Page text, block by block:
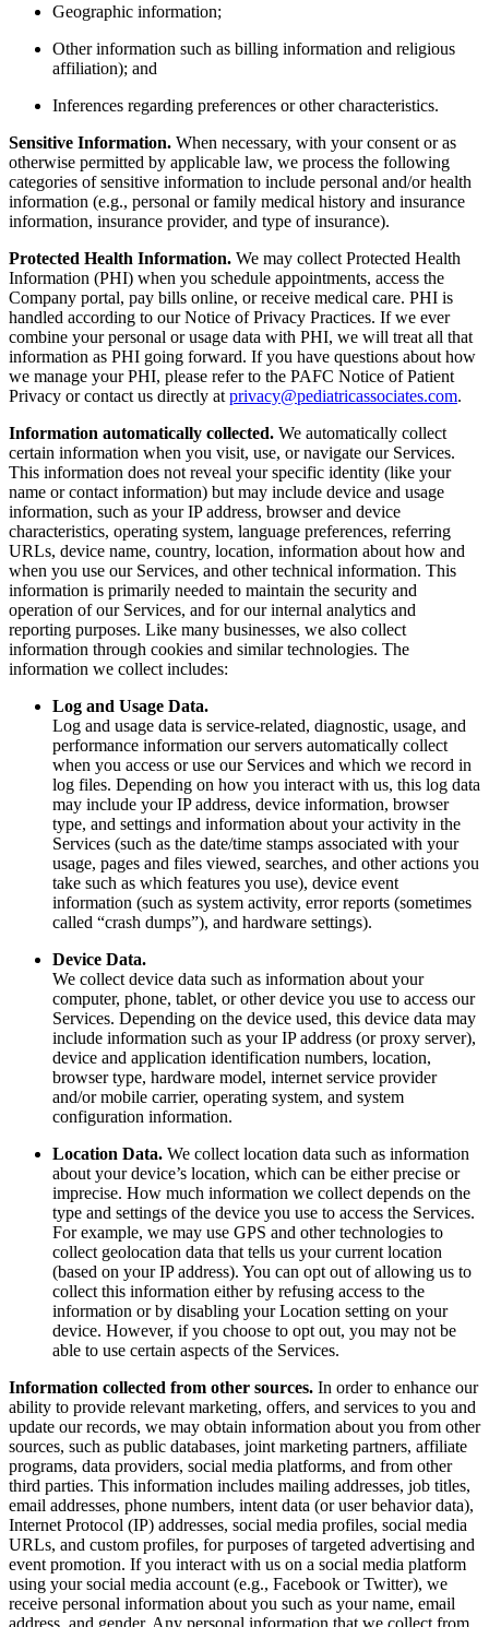
Geographic information;
Other information such as billing information and religious
affiliation); and
Inferences regarding preferences or other characteristics.
Sensitive Information. When necessary, with your consent or as
otherwise permitted by applicable law, we process the following
categories of sensitive information to include personal and/or health
information (e.g., personal or family medical history and insurance
information, insurance provider, and type of insurance).
Protected Health Information. We may collect Protected Health
Information (PHI) when you schedule appointments, access the
Company portal, pay bills online, or receive medical care. PHI is
handled according to our Notice of Privacy Practices. If we ever
combine your personal or usage data with PHI, we will treat all that
information as PHI going forward. If you have questions about how
we manage your PHI, please refer to the PAFC Notice of Patient
Privacy or contact us directly at privacy@pediatricassociates.com.
Information automatically collected. We automatically collect
certain information when you visit, use, or navigate our Services.
This information does not reveal your specific identity (like your
name or contact information) but may include device and usage
information, such as your IP address, browser and device
characteristics, operating system, language preferences, referring
URLs, device name, country, location, information about how and
when you use our Services, and other technical information. This
information is primarily needed to maintain the security and
operation of our Services, and for our internal analytics and
reporting purposes. Like many businesses, we also collect
information through cookies and similar technologies. The
information we collect includes:
Log and Usage Data.
Log and usage data is service-related, diagnostic, usage, and
performance information our servers automatically collect
when you access or use our Services and which we record in
log files. Depending on how you interact with us, this log data
may include your IP address, device information, browser
type, and settings and information about your activity in the
Services (such as the date/time stamps associated with your
usage, pages and files viewed, searches, and other actions you
take such as which features you use), device event
information (such as system activity, error reports (sometimes
called “crash dumps”), and hardware settings).
Device Data.
We collect device data such as information about your
computer, phone, tablet, or other device you use to access our
Services. Depending on the device used, this device data may
include information such as your IP address (or proxy server),
device and application identification numbers, location,
browser type, hardware model, internet service provider
and/or mobile carrier, operating system, and system
configuration information.
Location Data. We collect location data such as information
about your device’s location, which can be either precise or
imprecise. How much information we collect depends on the
type and settings of the device you use to access the Services.
For example, we may use GPS and other technologies to
collect geolocation data that tells us your current location
(based on your IP address). You can opt out of allowing us to
collect this information either by refusing access to the
information or by disabling your Location setting on your
device. However, if you choose to opt out, you may not be
able to use certain aspects of the Services.
Information collected from other sources. In order to enhance our
ability to provide relevant marketing, offers, and services to you and
update our records, we may obtain information about you from other
sources, such as public databases, joint marketing partners, affiliate
programs, data providers, social media platforms, and from other
third parties. This information includes mailing addresses, job titles,
email addresses, phone numbers, intent data (or user behavior data),
Internet Protocol (IP) addresses, social media profiles, social media
URLs, and custom profiles, for purposes of targeted advertising and
event promotion. If you interact with us on a social media platform
using your social media account (e.g., Facebook or Twitter), we
receive personal information about you such as your name, email
address, and gender. Any personal information that we collect from